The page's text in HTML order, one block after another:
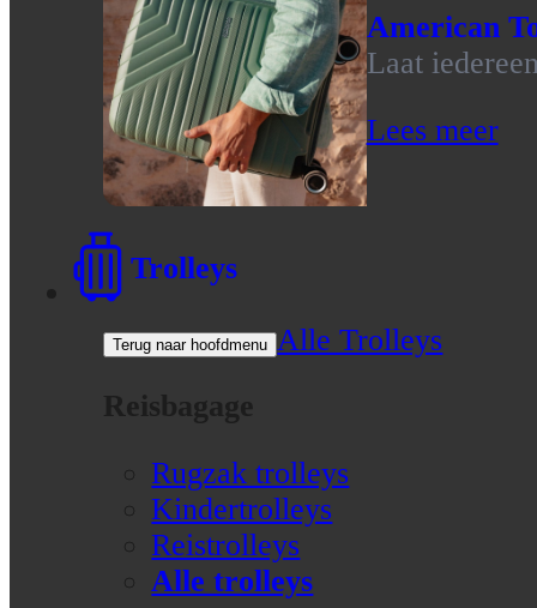
American
Laat
Lees meer
Trolleys
Terug naar hoofdmenu Alle Trolleys
Reisbagage
Rugzak trolleys
Kindertrolleys
Reistrolleys
Alle trolleys